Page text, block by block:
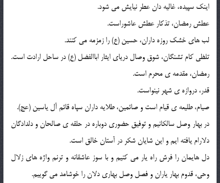
اینک سپیده، غالیه دان عطر نیایش می شود.
عطش رمضان، تذکار عطش عاشوراست.
لب های خشک روزه داران، حسین (ع) را زمزمه می کنند.
تلظی کام تشنگان، شوق وصال دریای ایثار اباالفضل (ع) در ساحل ارادت است.
رمضان، مقدمه ی محرم است.
قدر، دروازه ی شهر نینواست.
صیام، طلیعه ی قیام است و صائمین، طلایه داران سپاه قائم آل یاسین (عج).
در بهار وصل سالکانیم و توفیق حضوری دوباره در حلقه ی صالحان و دلدادگان
دلارام یافته ایم و این شایان شکر در آستان خالق است.
دل هایمان را فرش راه یار می کنیم و با سوز عاشقانه و ترنم واژه های زلال
وحی، قدوم بهار یاران و فصل وصل بهاری دلان را خوشامد می گوییم.